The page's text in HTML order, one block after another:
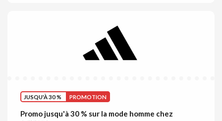
JUSQU'À 30 % PROMOTION
Promo jusqu'à 30 % sur la mode homme chez